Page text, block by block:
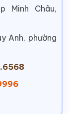
Minh Châu,
Anh, phường